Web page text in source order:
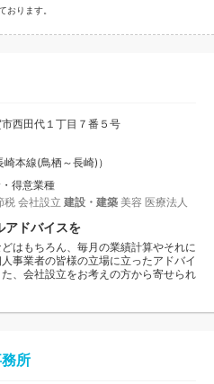
おります。
西田代１丁目７番５号
本線(鳥栖～長崎)）
得意業種
税 会社設立 建設・建築 美容 医療法人
アドバイスを
はもちろん、毎月の業績計算やそれに
事業者の皆様の立場に立ったアドバイ
、会社設立をお考えの方から寄せられ
所